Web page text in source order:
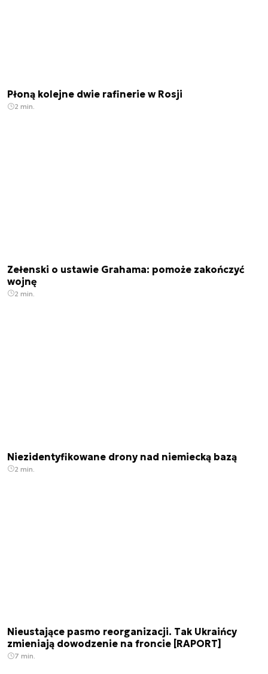
Płoną kolejne dwie rafinerie w Rosji
2 min.
Zełenski o ustawie Grahama: pomoże zakończyć
wojnę
2 min.
Niezidentyfikowane drony nad niemiecką bazą
2 min.
Nieustające pasmo reorganizacji. Tak Ukraińcy
zmieniają dowodzenie na froncie [RAPORT]
7 min.